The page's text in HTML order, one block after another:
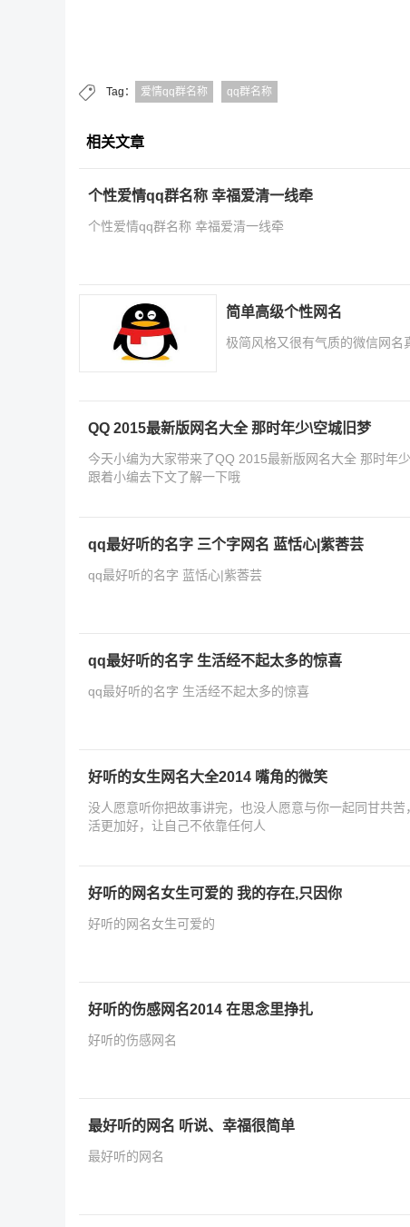
Tag： 爱情qq群名称 qq群名称
相关文章
个性爱情qq群名称 幸福爱清一线牵
个性爱情qq群名称 幸福爱清一线牵
简单高级个性网名
极简风格又很有气质的微信网
QQ 2015最新版网名大全 那时年少\空城旧梦
今天小编为大家带来了QQ 2015最新版网名大全 那时年
跟着小编去下文了解一下哦
qq最好听的名字 三个字网名 蓝恬心|紫莕芸
qq最好听的名字 蓝恬心|紫莕芸
qq最好听的名字 生活经不起太多的惊喜
qq最好听的名字 生活经不起太多的惊喜
好听的女生网名大全2014 嘴角的微笑
没人愿意听你把故事讲完，也没人愿意与你一起同甘共
活更加好，让自己不依靠任何人
好听的网名女生可爱的 我的存在,只因你
好听的网名女生可爱的
好听的伤感网名2014 在思念里挣扎
好听的伤感网名
最好听的网名 听说、幸福很简单
最好听的网名